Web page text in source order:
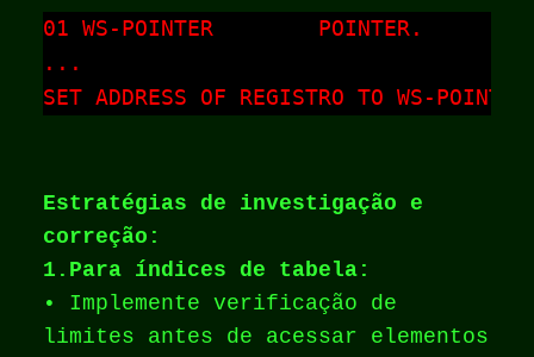
01 WS-POINTER        POINTER.
...
SET ADDRESS OF REGISTRO TO WS-
Estratégias de investigação e
correção:
1.Para índices de tabela:
• Implemente verificação de
limites antes de acessar elementos